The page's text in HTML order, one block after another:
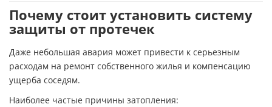
Почему стоит установить систему
защиты от протечек
Даже небольшая авария может привести к серьезным
расходам на ремонт собственного жилья и компенсацию
ущерба соседям.
Наиболее частые причины затопления: